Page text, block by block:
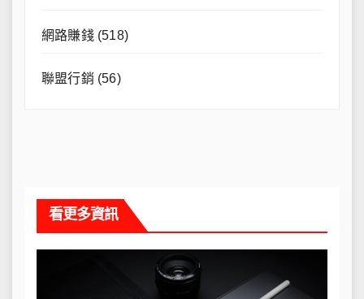
網路賺錢(518)
聯盟行銷 (56)
看更多資訊